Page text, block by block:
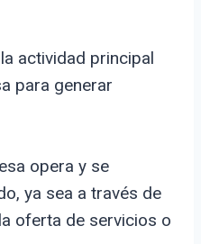
actividad principal
para generar
opera y se
ya sea a través de
oferta de servicios o